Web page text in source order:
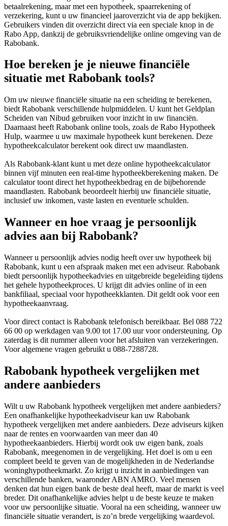
betaalrekening, maar met een hypotheek, spaarrekening of
verzekering, kunt u uw financieel jaaroverzicht via de app bekijken.
Gebruikers vinden dit overzicht direct via een speciale knop in de
Rabo App, dankzij de gebruiksvriendelijke online omgeving van de
Rabobank.
Hoe bereken je je nieuwe financiële
situatie met Rabobank tools?
Om uw nieuwe financiële situatie na een scheiding te berekenen,
biedt Rabobank verschillende hulpmiddelen. U kunt het Geldplan
Scheiden van Nibud gebruiken voor inzicht in uw financiën.
Daarnaast heeft Rabobank online tools, zoals de Rabo Hypotheek
Hulp, waarmee u uw maximale hypotheek kunt berekenen. Deze
hypotheekcalculator berekent ook direct uw maandlasten.
Als Rabobank-klant kunt u met deze online hypotheekcalculator
binnen vijf minuten een real-time hypotheekberekening maken. De
calculator toont direct het hypotheekbedrag en de bijbehorende
maandlasten. Rabobank beoordeelt hierbij uw financiële situatie,
inclusief uw inkomen, vaste lasten en eventuele schulden.
Wanneer en hoe vraag je persoonlijk
advies aan bij Rabobank?
Wanneer u persoonlijk advies nodig heeft over uw hypotheek bij
Rabobank, kunt u een afspraak maken met een adviseur. Rabobank
biedt persoonlijk hypotheekadvies en uitgebreide begeleiding tijdens
het gehele hypotheekproces. U krijgt dit advies online of in een
bankfiliaal, speciaal voor hypotheekklanten. Dit geldt ook voor een
hypotheekaanvraag.
Voor direct contact is Rabobank telefonisch bereikbaar. Bel 088 722
66 00 op werkdagen van 9.00 tot 17.00 uur voor ondersteuning. Op
zaterdag is dit nummer alleen voor het afsluiten van verzekeringen.
Voor algemene vragen gebruikt u 088-7288728.
Rabobank hypotheek vergelijken met
andere aanbieders
Wilt u uw Rabobank hypotheek vergelijken met andere aanbieders?
Een onafhankelijke hypotheekadviseur kan uw Rabobank
hypotheek vergelijken met andere aanbieders. Deze adviseurs kijken
naar de rentes en voorwaarden van meer dan 40
hypotheekaanbieders. Hierbij wordt ook uw eigen bank, zoals
Rabobank, meegenomen in de vergelijking. Het doel is om u een
compleet beeld te geven van de mogelijkheden in de Nederlandse
woninghypotheekmarkt. Zo krijgt u inzicht in aanbiedingen van
verschillende banken, waaronder ABN AMRO. Veel mensen
denken dat hun eigen bank de beste deal heeft, maar de markt is veel
breder. Dit onafhankelijke advies helpt u de beste keuze te maken
voor uw persoonlijke situatie. Vooral na een scheiding, wanneer uw
financiële situatie verandert, is zo’n brede vergelijking waardevol.